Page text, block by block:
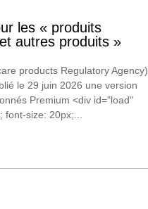
les « produits
autres produits »
products Regulatory Agency),
le 29 juin 2026 une version
Premium <div id="load"
size: 20px;...